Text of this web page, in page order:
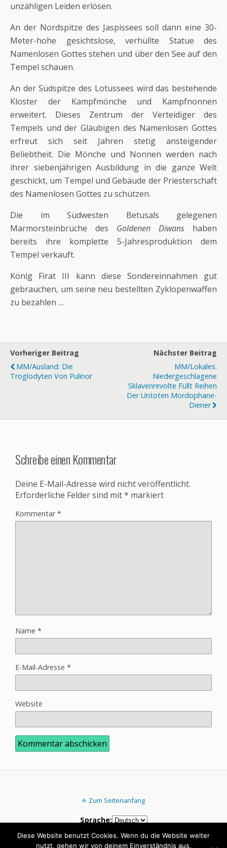
unzähligen Leiden erlösen.
An der Nordspitze des Jaspissees soll dann eine 30-
Meter-hohe gesichtslose, verhüllte Statue des
Namenlosen Gottes stehen und über den See auf den
Tempel schauen.
An der Südspitze des Lotussees wird das bestehende
Kloster der Kampfmönche und Kampfnonnen
erweitert. Dieses Zentrum der Verteidiger des
Tempels und der Gläubigen des Namenlosen Gottes
erfreut sich seit Jahren stetig ansteigender
Beliebtheit. Die Mönche und Nonnen werden nach
ihrer siebenjährigen Ausbildung in die ganze Welt
geschickt, um Tempel und Gebäude der Priesterschaft
des Namenlosen Gottes zu schützen.
Die im Südwesten Betusals gelegenen
Marmorsteinbrüche des Goldenen Diwans haben
bereits ihre komplette 5-Jahresproduktion dem
Tempel verkauft.
König Firat III kann diese Sondereinnahmen gut
gebrauchen, um seine neu bestellten Zyklopenwaffen
zu bezahlen …
Vorheriger Beitrag
MM/Ausland: Die
Troglodyten Von Pulinor
Nächster Beitrag
MM/Lokales:
Niedergeschlagene
Sklavenrevolte Füllt Reihen
Der Untoten Mordophane-
Diener
Schreibe einen Kommentar
Deine E-Mail-Adresse wird nicht veröffentlicht.
Erforderliche Felder sind mit* markiert
Kommentar*
Name *
E-Mail-Adresse *
Website
Zum Seitenanfang
Sprache:
Diese Website benutzt Cookies. Wenn du die Website weiter
nutzt, gehen wir von deinem Einverständnis aus.